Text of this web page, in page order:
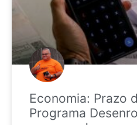
Economia: Prazo
Programa